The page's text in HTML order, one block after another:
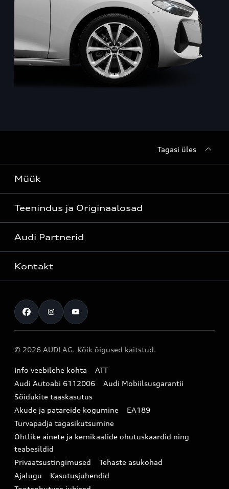
Tagasi üles
Müük
Kõik mudelid
Laoautod
Müügikampaaniad
Audi Liising 1%
Audi konfiguraator (konfiguraator on inglisekeelne)
Teenindus ja Originaalosad
Teenindus
Originaalosad
Garantiitingimused
Audi Partnerid
Audi Tallinn
Pärnu esindus
Audi Tartu
Kontakt
Kontakt
Registreeru proovisõidule
Broneeri teenindus
Infopäring
Audi uudised
myAudi
Uudiskiri
© 2026 AUDI AG. Kõik õigused kaitstud.
Info veebilehe kohta
ATT
Audi Autoabi 6112006
Audi Mobiilsusgarantii
Sõidukite taaskasutus
Akude ja patareide kogumine
EA189
Turvapadja tagasikutsumine
Ohtlike ainete ja kemikaalide ohutuskaardid ning
teabesildid
Privaatsustingimused
Tehaste asukohad
Ajalugu
Kasutusjuhendid